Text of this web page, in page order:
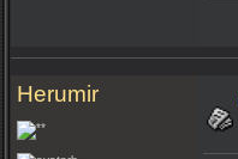
Herumir